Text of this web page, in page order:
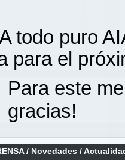
todo puro
para el
Para este
gracias!
/ Novedades /